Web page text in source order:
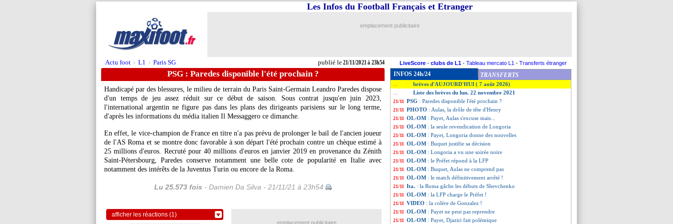
Actu foot > L1 > Paris SG publié le21/11/2021 à 23h54
Les Infos du Football Français et Etranger
emplacement publicitaire
LiveScore - clubs de L1 - Tableau mercato L1 - Transferts étranger
PSG : Paredes disponible l'été prochain ?
Handicapé par des blessures, le milieu de terrain du Paris Saint-Germain Leandro Paredes dispose
d'un temps de jeu assez réduit sur ce début de saison. Sous contrat jusqu'en juin 2023,
l'international argentin ne figure pas dans les plans des dirigeants parisiens sur le long terme,
d'après les informations du média italien Il Messaggero ce dimanche.
En effet, le vice-champion de France en titre n'a pas prévu de prolonger le bail de l'ancien joueur
de l'AS Roma et se montre donc favorable à son départ l'été prochain contre un chèque estimé à
25 millions d'euros. Recruté pour 40 millions d'euros en janvier 2019 en provenance du Zénith
Saint-Pétersbourg, Paredes conserve notamment une belle cote de popularité en Italie avec
notamment des intérêts de la Juventus Turin ou encore de la Roma.
Lu 25.573 fois - Damien Da Silva - 21/11/21 à 23h54
afficher les réactions (1)
INFOS 24h/24 TRANSFERTS
brèves d'AUJOURD'HUI ( 7 août 2026)
Liste des brèves du lun. 22 novembre 2021
21/11 PSG : Paredes disponible l'été prochain ?
21/11 PHOTO : Aulas, la drôle de tête d'Henry
21/11 OL-OM : Payet, Aulas s'excuse mais...
21/11 OL-OM : la seule revendication de Longoria
21/11 OL-OM : Payet, Longoria donne des nouvelles
21/11 OL-OM : Buquet justifie sa décision
21/11 OL-OM : Longoria a vu une soirée noire
21/11 OL-OM : le Préfet répond à la LFP
21/11 OL-OM : Buquet, Aulas ne comprend pas
21/11 OL-OM : le match définitivement arrêté !
21/11 Ita. : la Roma gâche les débuts de Shevchenko
21/11 OL-OM : la LFP charge le Préfet !
21/11 VIDEO : la colère de Gonzalez !
21/11 OL-OM : Payet ne peut pas reprendre
21/11 OL-OM : Payet, Djaziri fait polémique
emplacement publicitaire